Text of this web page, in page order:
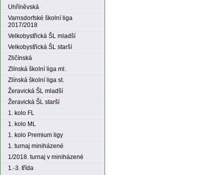
Uhříněvská
Varnsdorfské školní liga
2017/2018
Velkobystřická ŠL mladší
Velkobystřická ŠL starší
Zličínská
Zlínská školní liga ml.
Zlínská školní liga st.
Žeravická ŠL mladší
Žeravická ŠL starší
1. kolo FL
1. kolo ML
1. kolo Premium ligy
1. turnaj miniházené
1/2018. turnaj v miniházené
1.-3. třída